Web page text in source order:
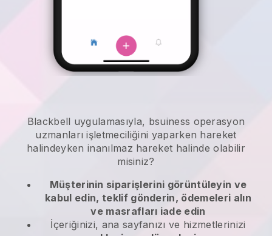
Blackbell uygulamasıyla, bsuiness operasyon
uzmanları işletmeciliğini yaparken hareket
halindeyken inanılmaz hareket halinde olabilir
misiniz?
Müşterinin siparişlerini görüntüleyin ve
kabul edin, teklif gönderin, ödemeleri alın
ve masrafları iade edin
İçeriğinizi, ana sayfanızı ve hizmetlerinizi